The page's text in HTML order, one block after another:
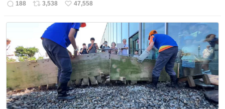
返
188
リ
数
3,538
い
ね
数
47,558